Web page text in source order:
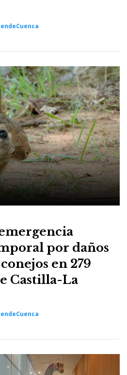
por daños
en 279
Castilla-La